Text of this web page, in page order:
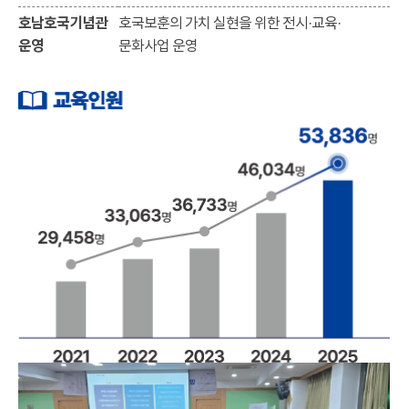
호남호국기념관
운영
호국보훈의 가치 실현을 위한 전시·교육·
문화사업 운영